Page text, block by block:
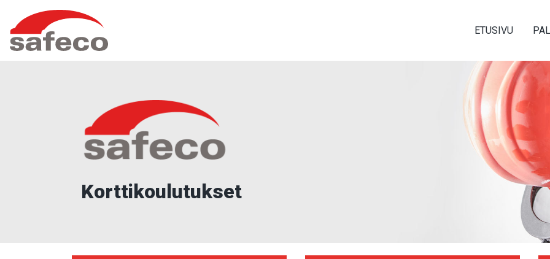
sisältöön
Safeco
Oy
ETUSIVU
Korttikoulutukset